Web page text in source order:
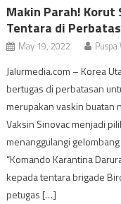
Makin Parah! Korut
Tentara di
May 19, 2022 Puspa
Jalurmedia.com – Korea
bertugas di perbatasan
merupakan vaskin buatan
Vaksin Sinovac menjadi
menanggulangi
“Komando Karantina
kepada tentara brigade
petugas […]